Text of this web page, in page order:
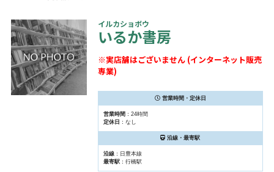
イルカショボウ
いるか書房
※実店舗はございません (インターネット販売
専業)
営業時間・定休日
営業時間 ：24時間
定休日 ：なし
沿線・最寄駅
沿線：日豊本線
最寄駅：行橋駅